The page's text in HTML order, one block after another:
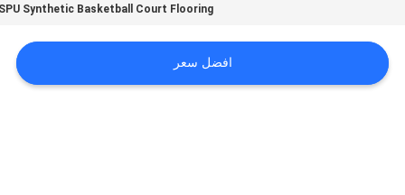
SPU Synthetic Basketball Court Flooring
افضل سعر